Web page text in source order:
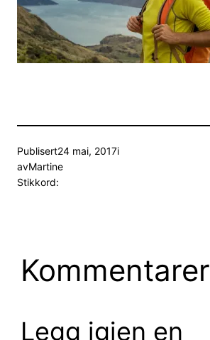
Publisert24 mai, 2017i
avMartine
Stikkord:
Kommentarer
Legg igjen en